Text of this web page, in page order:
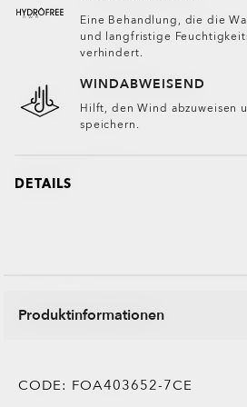
Eine Behandlung, die die
und langfristige
verhindert.
WINDABWEISEND
Hilft, den Wind abzuweisen
speichern.
DETAILS
Produktinformationen
CODE: FOA403652-7CE